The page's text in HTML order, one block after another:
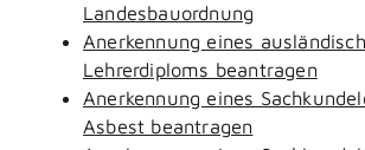
Landesbauordnung
Anerkennung eines
Lehrerdiploms beantragen
Anerkennung eines
Asbest beantragen